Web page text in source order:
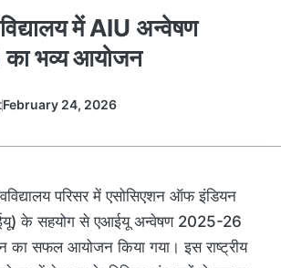
में AIU अन्वेषण
भव्य आयोजन
February 24, 2026
परिसर में एसोसिएशन ऑफ इंडियन
के सहयोग से एआईयू अन्वेषण 2025-26
का सफल आयोजन किया गया। इस राष्ट्रीय